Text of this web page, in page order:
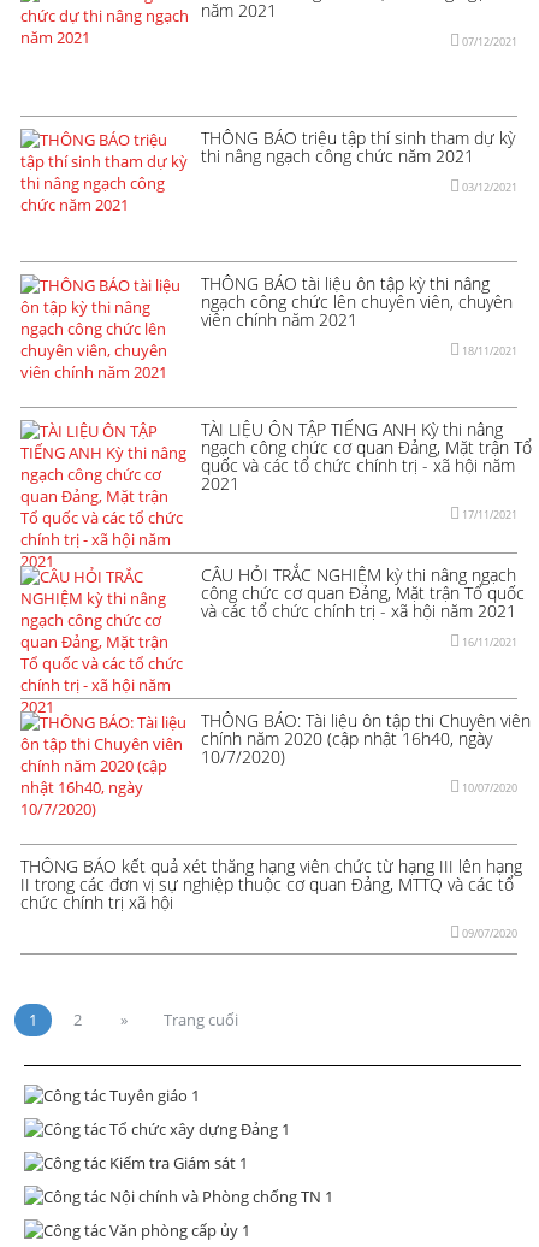
năm 2021
07/12/2021
THÔNG BÁO triệu tập thí sinh tham dự kỳ
thi nâng ngạch công chức năm 2021
03/12/2021
THÔNG BÁO tài liệu ôn tập kỳ thi nâng
ngạch công chức lên chuyên viên, chuyên
viên chính năm 2021
18/11/2021
TÀI LIỆU ÔN TẬP TIẾNG ANH Kỳ thi nâng
ngạch công chức cơ quan Đảng, Mặt trận Tổ
quốc và các tổ chức chính trị - xã hội năm
2021
17/11/2021
CÂU HỎI TRẮC NGHIỆM kỳ thi nâng ngạch
công chức cơ quan Đảng, Mặt trận Tổ quốc
và các tổ chức chính trị - xã hội năm 2021
16/11/2021
THÔNG BÁO: Tài liệu ôn tập thi Chuyên viên
chính năm 2020 (cập nhật 16h40, ngày
10/7/2020)
10/07/2020
THÔNG BÁO kết quả xét thăng hạng viên chức từ hạng III lên hạng
II trong các đơn vị sự nghiệp thuộc cơ quan Đảng, MTTQ và các tổ
chức chính trị xã hội
09/07/2020
1 2 » Trang cuối